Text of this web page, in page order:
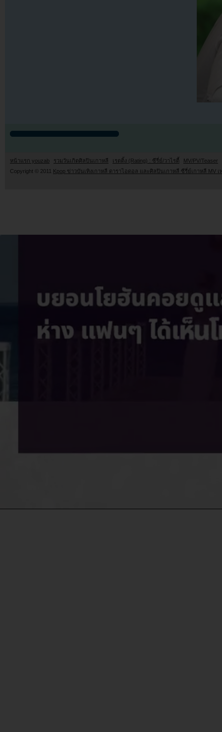
หน้าแรก youzab รวมวันเกิดศิลปินเกาหลี เรตติ้ง (Rating) : ซีรี่ย์/วาไรตี้
MV/PV/Teaser
Copyright © 2011 Kpop ข่าวบันเทิงเกาหลี ดาราไอดอล และศิลปินเกาหลี ซีรี่ย์เกาหลี MV